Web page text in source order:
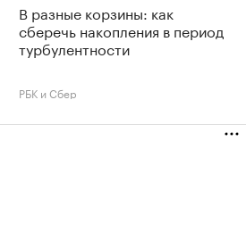
В разные корзины: как
сберечь накопления в период
турбулентности
РБК и Сбер